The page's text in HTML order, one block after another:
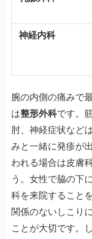
神経内科
腕の内側の痛みで
は整形外科です。
肘、神経症状など
みと一緒に発疹が
われる場合は皮膚
う。女性で脇の下
科を来院すること
関係のないしこり
ことが大切です。